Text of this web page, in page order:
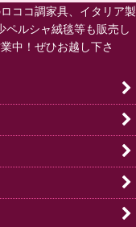
ココ調家具、イタリア製
ペルシャ絨毯等も販売し
中！ぜひお越し下さ